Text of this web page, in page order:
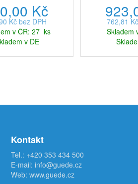
Kč
Kč bez DPH
v ČR: 27 ks
v DE
762,81
Skladem
Kontakt
Tel.: +420 353 434 500
E-mail: info@guede.cz
Web: www.guede.cz